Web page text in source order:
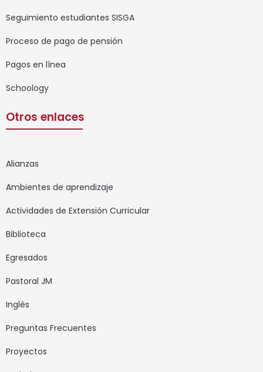
Seguimiento estudiantes SISGA
Proceso de pago de pensión
Pagos en línea
Schoology
Otros enlaces
Alianzas
Ambientes de aprendizaje
Actividades de Extensión Curricular
Biblioteca
Egresados
Pastoral JM
Inglés
Preguntas Frecuentes
Proyectos